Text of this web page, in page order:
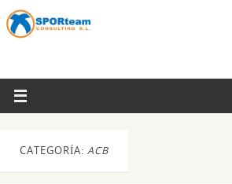
CATEGORÍA: ACB